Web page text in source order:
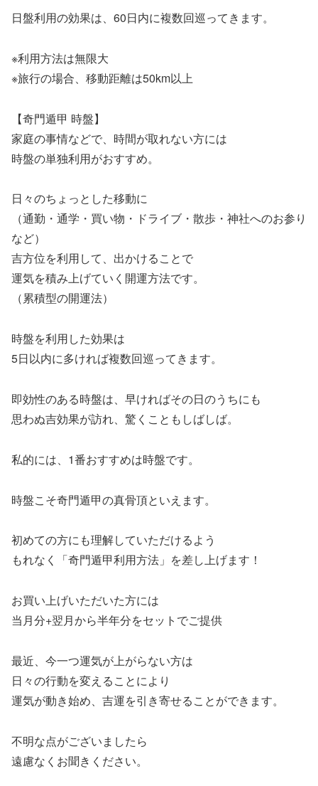
日盤利用の効果は、60日内に複数回巡ってきます。
※利用方法は無限大
※旅行の場合、移動距離は50km以上
【奇門遁甲 時盤】
家庭の事情などで、時間が取れない方には
時盤の単独利用がおすすめ。
日々のちょっとした移動に
（通勤・通学・買い物・ドライブ・散歩・神社へのお参り
など）
吉方位を利用して、出かけることで
運気を積み上げていく開運方法です。
（累積型の開運法）
時盤を利用した効果は
5日以内に多ければ複数回巡ってきます。
即効性のある時盤は、早ければその日のうちにも
思わぬ吉効果が訪れ、驚くこともしばしば。
私的には、1番おすすめは時盤です。
時盤こそ奇門遁甲の真骨頂といえます。
初めての方にも理解していただけるよう
もれなく「奇門遁甲利用方法」を差し上げます！
お買い上げいただいた方には
当月分+翌月から半年分をセットでご提供
最近、今一つ運気が上がらない方は
日々の行動を変えることにより
運気が動き始め、吉運を引き寄せることができます。
不明な点がございましたら
遠慮なくお聞きください。